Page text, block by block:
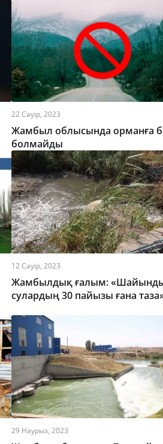
22 Сәуір, 2023
Жамбыл облысында орманға
болмайды
12 Сәуір, 2023
Жамбылдық ғалым:
сулардың 30 пайызы ғана
29 Наурыз, 2023